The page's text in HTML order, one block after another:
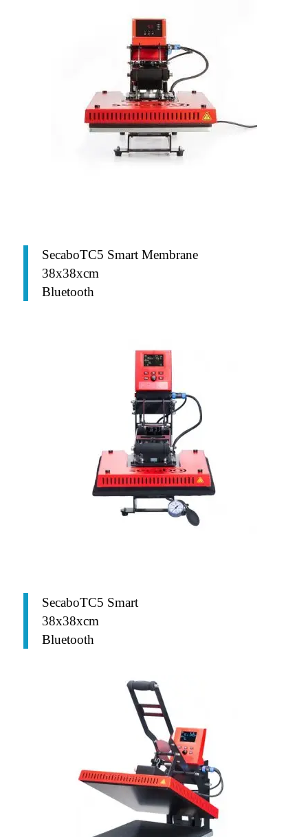
SecaboTC5 Smart Membrane
38x38xcm
Bluetooth
SecaboTC5 Smart
38x38xcm
Bluetooth